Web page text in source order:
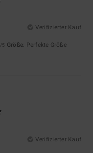
Verifizierter Kauf
/5 Größe: Perfekte Größe
Verifizierter Kauf